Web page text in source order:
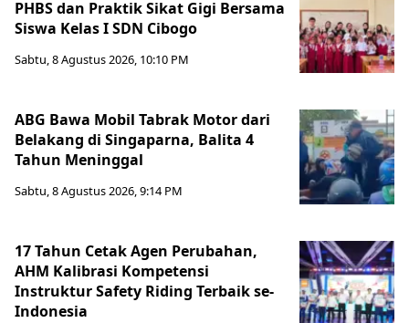
PHBS dan Praktik Sikat Gigi Bersama
Siswa Kelas I SDN Cibogo
Sabtu, 8 Agustus 2026, 10:10 PM
ABG Bawa Mobil Tabrak Motor dari
Belakang di Singaparna, Balita 4
Tahun Meninggal
Sabtu, 8 Agustus 2026, 9:14 PM
17 Tahun Cetak Agen Perubahan,
AHM Kalibrasi Kompetensi
Instruktur Safety Riding Terbaik se-
Indonesia